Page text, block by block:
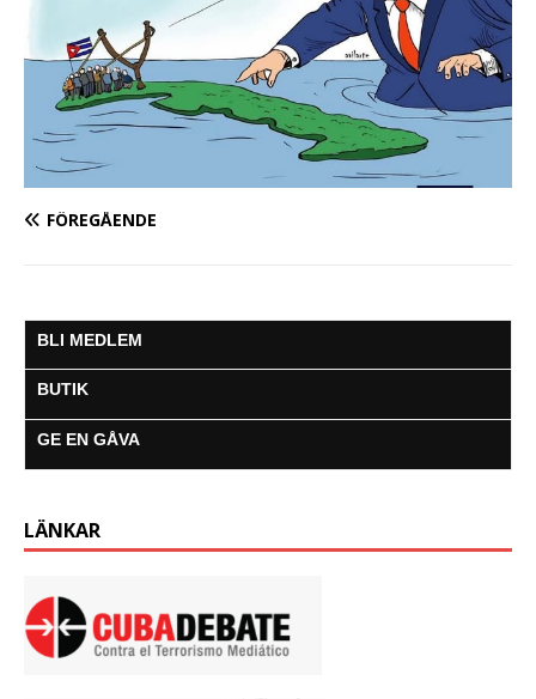
FÖREGÅENDE
BLI MEDLEM
BUTIK
GE EN GÅVA
LÄNKAR